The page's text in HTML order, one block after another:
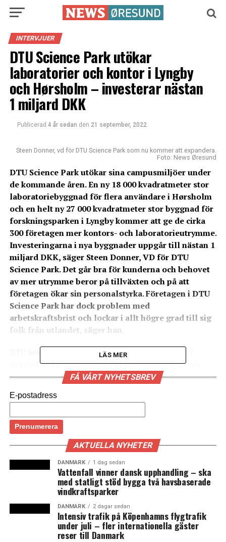
INTERVJUER
DTU Science Park utökar
laboratorier och kontor i Lyngby
och Hørsholm – investerar nästan
1 miljard DKK
Publicerad 4 år sedan den 21 september, 2022
Steen Donner, vd för DTU Science Park som nu kommer att expandera.
Foto: News Øresund
DTU Science Park utökar sina campusmiljöer under
de kommande åren. En ny 18 000 kvadratmeter stor
laboratoriebyggnad för flera användare i Hørsholm
och en helt ny 27 000 kvadratmeter stor byggnad för
forskningsparken i Lyngby kommer att ge de cirka
300 företagen mer kontors- och laboratorieutrymme.
Investeringarna i nya byggnader uppgår till nästan 1
miljard DKK, säger Steen Donner, VD för DTU
Science Park. Det går bra för kunderna och behovet
av mer utrymme beror på tillväxten och på att
företagen ökar sin personalstyrka. Företagen i DTU
Science Park har dock problem med
arbetskraftsbrist och lockar i allt högre grad till sig
folk från utlandet, säger han.
DTU Science Park, som ligger på två olika platser i
Hørsholm och Lyngby norr om Köpenhamn och som
rymmer omkring 300 företag, känner av effekterna av
med ökad omsättning, export och sysselsättning. Cirka
företag inom life science.
– Lyckligtvis går det bra för våra kunder, och därför
expanderar vi både när det gäller kvadratmeter och
kunder. Life science är utan tvekan den största vertikala
verksamhet vi har. Både bioteknik och medicinteknik
växer här. Vi kan se att dansk life science har vuxit under
de senaste tio åren, och det handlar både om att de
stora blir större och att tillväxtskiktet kommer med,
säger Steen Donner, vd för DTU Science Park, och
LÄS MER
FÅ VÅRT NYHETSBREV
E-postadress
AKTUELLA NYHETER
DANMARK 1 dag sedan
Vattenfall vinner dansk upphandling – ska
med statligt stöd bygga två havsbaserade
vindkraftsparker
DANMARK 2 dagar sedan
Intensiv trafik på Köpenhamns flygtrafik
under juli – fler internationella gäster
reser till Danmark